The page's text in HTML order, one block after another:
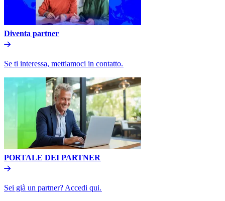
Diventa partner​​
Se ti interessa, mettiamoci in contatto.​​
PORTALE DEI PARTNER​​
Sei già un partner? Accedi qui.​​